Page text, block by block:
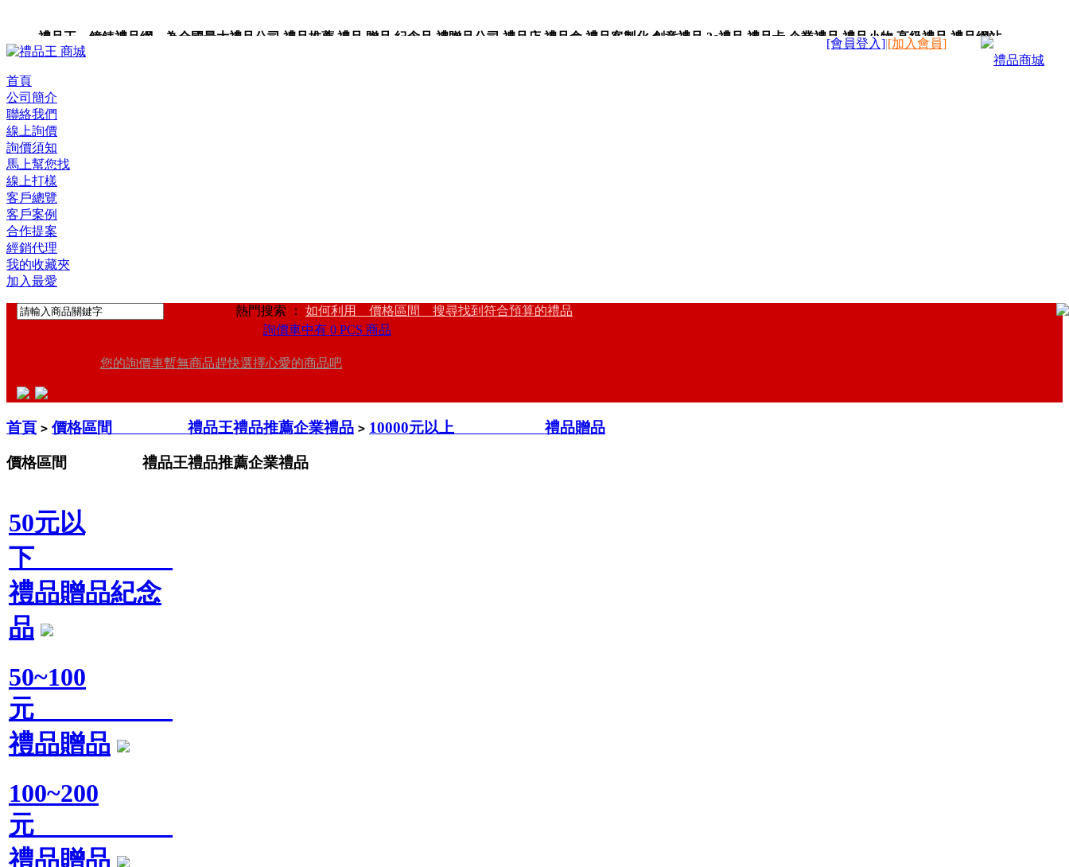
禮品王 鐘錶禮品網 為全國最大禮品公司,禮品推薦,禮品,贈品,紀念品,禮贈品公司,禮品店,禮品盒,禮品客製化,創意禮品,3c禮品,禮品卡,企業禮品,禮品小物,高級禮品,禮品網站。
禮品商城
[會員登入]|[加入會員]
首頁
公司簡介
聯絡我們
線上詢價
詢價須知
馬上幫您找
線上打樣
客戶總覽
客戶案例
合作提案
經銷代理
我的收藏夾
加入最愛
熱門搜索 ： 如何利用 價格區間 搜尋找到符合預算的禮品
詢價車中有 0 PCS 商品
您的詢價車暫無商品趕快選擇心愛的商品吧
首頁 > 價格區間 禮品王禮品推薦企業禮品 > 10000元以上 禮品贈品
價格區間 禮品王禮品推薦企業禮品
50元以
下
禮品贈品紀念
品
50~100
元
禮品贈品
100~200
元
禮品贈品